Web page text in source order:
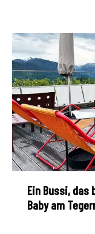
Ein Bussi, das
Baby am